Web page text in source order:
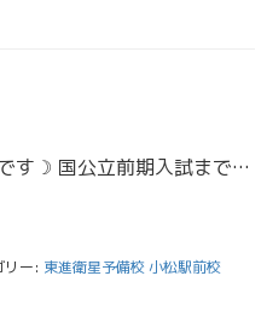
こんばんは、タナカです☽ 国公立前期入試まで残りわずかとなりましたね。この時期、もう既に第一志望の受験を受け終えた生徒が増えてきて、周りで受験から解放されて気分が楽になっている友達も少なからずいると思います。それでも、周 […]
リー: 東進衛星予備校 小松駅前校